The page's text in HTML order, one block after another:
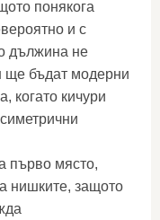
понякога
и с
дължина не
ще бъдат модерни
когато кичури
първо място,
нишките, защото